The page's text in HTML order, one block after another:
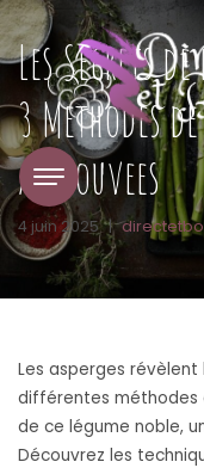
Les Secrets
3 Methodes
Approuvees
4 juin 2025 |
Les asperges
différentes méthodes
de ce légume noble,
Découvrez les